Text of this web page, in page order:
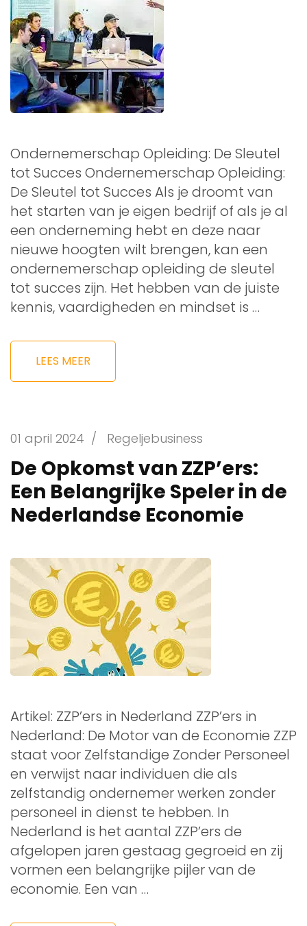
Ondernemerschap Opleiding: De Sleutel
tot Succes Ondernemerschap Opleiding:
De Sleutel tot Succes Als je droomt van
het starten van je eigen bedrijf of als je al
een onderneming hebt en deze naar
nieuwe hoogten wilt brengen, kan een
ondernemerschap opleiding de sleutel
tot succes zijn. Het hebben van de juiste
kennis, vaardigheden en mindset is …
LEES MEER
01 april 2024 / Regeljebusiness
De Opkomst van ZZP’ers:
Een Belangrijke Speler in de
Nederlandse Economie
Artikel: ZZP’ers in Nederland ZZP’ers in
Nederland: De Motor van de Economie ZZP
staat voor Zelfstandige Zonder Personeel
en verwijst naar individuen die als
zelfstandig ondernemer werken zonder
personeel in dienst te hebben. In
Nederland is het aantal ZZP’ers de
afgelopen jaren gestaag gegroeid en zij
vormen een belangrijke pijler van de
economie. Een van …